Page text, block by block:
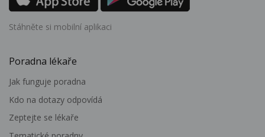
Stáhněte si mobilní aplikaci
Poradna lékaře
Jak funguje poradna
Kdo na dotazy odpovídá
Zeptejte se lékaře